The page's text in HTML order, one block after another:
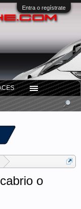
Entra o regístrate
o